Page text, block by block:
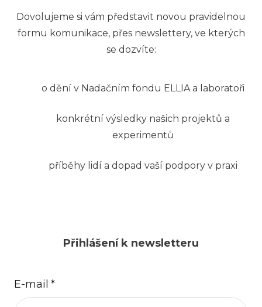
Dovolujeme si vám představit novou pravidelnou
formu komunikace, přes newslettery, ve kterých
se dozvíte:
o dění v Nadačním fondu ELLIA a laboratoři
konkrétní výsledky našich projektů a
experimentů
příběhy lidí a dopad vaší podpory v praxi
Přihlášení k newsletteru
E-mail *